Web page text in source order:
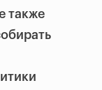
также